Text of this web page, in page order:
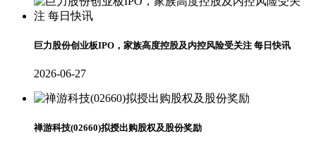
巨力股份创业板IPO，家族高度控股及内控风险受关注 每日快讯
2026-06-27
禅游科技(02660)拟授出购股权及股份奖励